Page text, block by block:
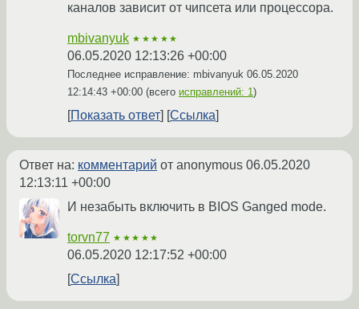
каналов зависит от чипсета или процессора.
mbivanyuk ★★★★★
06.05.2020 12:13:26 +00:00
Последнее исправление: mbivanyuk 06.05.2020
12:14:43 +00:00 (всего исправлений: 1)
Показать ответ Ссылка
Ответ на: комментарий от anonymous 06.05.2020
12:13:11 +00:00
И незабыть включить в BIOS Ganged mode.
torvn77 ★★★★★
06.05.2020 12:17:52 +00:00
Ссылка